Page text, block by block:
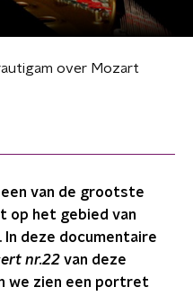
over Mozart
een van de grootste
op het gebied van
In deze documentaire
nr.22 van deze
we zien een portret